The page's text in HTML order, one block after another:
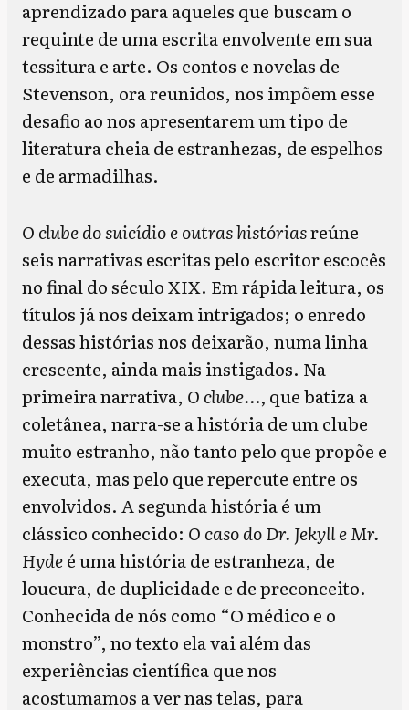
aprendizado para aqueles que buscam o
requinte de uma escrita envolvente em sua
tessitura e arte. Os contos e novelas de
Stevenson, ora reunidos, nos impõem esse
desafio ao nos apresentarem um tipo de
literatura cheia de estranhezas, de espelhos
e de armadilhas.
O clube do suicídio e outras históriasreúne
seis narrativas escritas pelo escritor escocês
no final do século XIX. Em rápida leitura, os
títulos já nos deixam intrigados; o enredo
dessas histórias nos deixarão, numa linha
crescente, ainda mais instigados. Na
primeira narrativa, O clube…, que batiza a
coletânea, narra-se a história de um clube
muito estranho, não tanto pelo que propõe e
executa, mas pelo que repercute entre os
envolvidos. A segunda história é um
clássico conhecido: O caso do Dr. Jekyll e Mr.
Hydeé uma história de estranheza, de
loucura, de duplicidade e de preconceito.
Conhecida de nós como “O médico e o
monstro”, no texto ela vai além das
experiências científica que nos
acostumamos a ver nas telas, para